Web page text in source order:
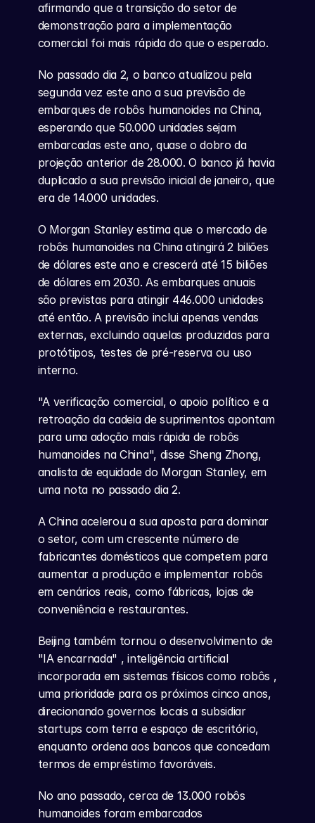
afirmando que a transição do setor de
demonstração para a implementação
comercial foi mais rápida do que o esperado.
No passado dia 2, o banco atualizou pela
segunda vez este ano a sua previsão de
embarques de robôs humanoides na China,
esperando que 50.000 unidades sejam
embarcadas este ano, quase o dobro da
projeção anterior de 28.000. O banco já havia
duplicado a sua previsão inicial de janeiro, que
era de 14.000 unidades.
O Morgan Stanley estima que o mercado de
robôs humanoides na China atingirá 2 biliões
de dólares este ano e crescerá até 15 biliões
de dólares em 2030. As embarques anuais
são previstas para atingir 446.000 unidades
até então. A previsão inclui apenas vendas
externas, excluindo aquelas produzidas para
protótipos, testes de pré-reserva ou uso
interno.
"A verificação comercial, o apoio político e a
retroação da cadeia de suprimentos apontam
para uma adoção mais rápida de robôs
humanoides na China", disse Sheng Zhong,
analista de equidade do Morgan Stanley, em
uma nota no passado dia 2.
A China acelerou a sua aposta para dominar
o setor, com um crescente número de
fabricantes domésticos que competem para
aumentar a produção e implementar robôs
em cenários reais, como fábricas, lojas de
conveniência e restaurantes.
Beijing também tornou o desenvolvimento de
"IA encarnada" , inteligência artificial
incorporada em sistemas físicos como robôs ,
uma prioridade para os próximos cinco anos,
direcionando governos locais a subsidiar
startups com terra e espaço de escritório,
enquanto ordena aos bancos que concedam
termos de empréstimo favoráveis.
No ano passado, cerca de 13.000 robôs
humanoides foram embarcados